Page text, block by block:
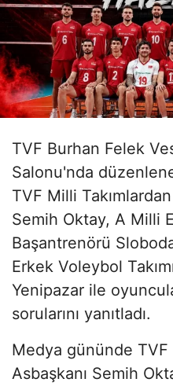
TVF Burhan Felek
Salonu'nda
TVF Milli
Semih Oktay, A Milli
Başantrenörü
Erkek Voleybol
Yenipazar ile
sorularını yanıtladı.
Medya gününde TVF
Asbaşkanı Semih